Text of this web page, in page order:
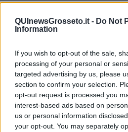
QUInewsGrosseto.it - Do Not
Information
If you wish to opt-out of the sale,
processing of your personal or
targeted advertising by us, please
section to confirm your selection.
opt-out request is processed you
interest-based ads based on
us or personal information
your opt-out. You may separately
I tecnici rinnoveranno la cabina
nuovo trasformatore e nuovi
MONTIERI —
Intervento di potenziamento alla